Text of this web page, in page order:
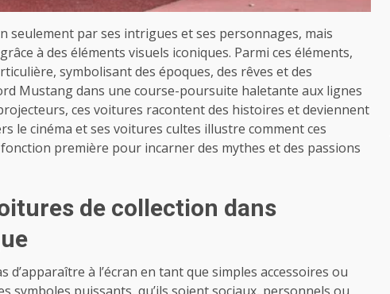
seulement par ses intrigues et ses personnages, mais
à des éléments visuels iconiques. Parmi ces éléments,
symbolisant des époques, des rêves et des
Mustang dans une course-poursuite haletante aux lignes
ces voitures racontent des histoires et deviennent
le cinéma et ses voitures cultes illustre comment ces
première pour incarner des mythes et des passions
de collection dans
d’apparaître à l’écran en tant que simples accessoires ou